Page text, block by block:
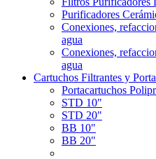
Purificadores
Conexiones,
agua
Conexiones,
agua
Cartuchos Filtrantes y
Portacartuchos
STD 10"
STD 20"
BB 10"
BB 20"